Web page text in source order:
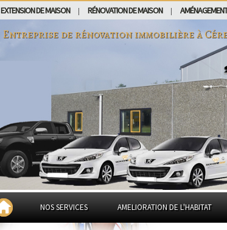
EXTENSION DE MAISON RÉNOVATION DE MAISON
Entreprise de rénovation immobilière à
NOS SERVICES AMELIORATION DE L'HABITAT